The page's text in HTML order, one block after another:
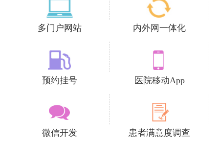
多门户网站 内外网一体化
预约挂号 医院移动App
微信开发 患者满意度调查